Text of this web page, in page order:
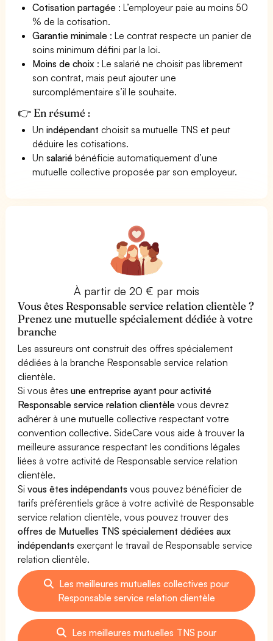
Cotisation partagée : L’employeur paie au moins 50
% de la cotisation.
Garantie minimale : Le contrat respecte un panier de
soins minimum défini par la loi.
Moins de choix : Le salarié ne choisit pas librement
son contrat, mais peut ajouter une
surcomplémentaire s’il le souhaite.
👉 En résumé :
Unindépendant choisit sa mutuelle TNS et peut
déduire les cotisations.
Unsalarié bénéficie automatiquement d’une
mutuelle collective proposée par son employeur.
À partir de 20 € par mois
Vous êtes Responsable service relation clientèle ?
Prenez une mutuelle spécialement dédiée à votre
branche
Les assureurs ont construit des offres spécialement
dédiées à la branche Responsable service relation
clientèle.
Si vous êtesune entreprise ayant pour activité
Responsable service relation clientèle vous devrez
adhérer à une mutuelle collective respectant votre
convention collective. SideCare vous aide à trouver la
meilleure assurance respectant les conditions légales
liées à votre activité de Responsable service relation
clientèle.
Sivous êtes indépendants vous pouvez bénéficier de
tarifs préférentiels grâce à votre activité de Responsable
service relation clientèle, vous pouvez trouver des
offres de Mutuelles TNS spécialement dédiées aux
indépendants exerçant le travail de Responsable service
relation clientèle.
Les meilleures mutuelles collectives pour
Responsable service relation clientèle
Les meilleures mutuelles TNS pour